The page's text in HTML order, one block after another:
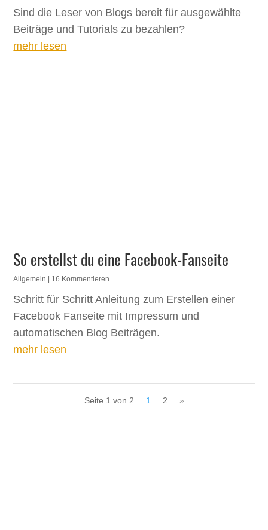
Sind die Leser von Blogs bereit für ausgewählte
Beiträge und Tutorials zu bezahlen?
mehr lesen
So erstellst du eine Facebook-Fanseite
Allgemein | 16 Kommentieren
Schritt für Schritt Anleitung zum Erstellen einer
Facebook Fanseite mit Impressum und
automatischen Blog Beiträgen.
mehr lesen
Seite 1 von 2 1 2 »